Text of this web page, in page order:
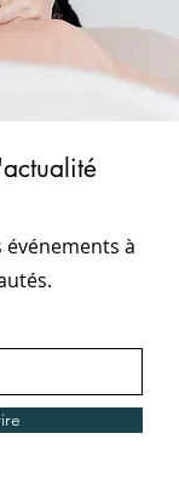
événements à